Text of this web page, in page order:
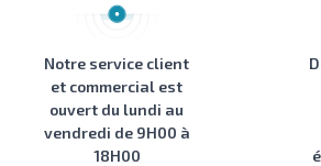
Notre service client
et commercial est
ouvert du lundi au
vendredi de 9H00 à
18H00